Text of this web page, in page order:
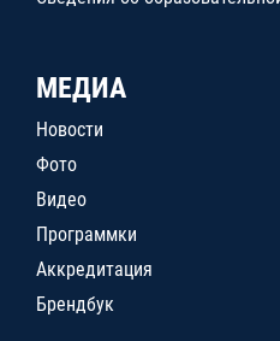
МЕДИА
Новости
Фото
Видео
Программки
Аккредитация
Брендбук